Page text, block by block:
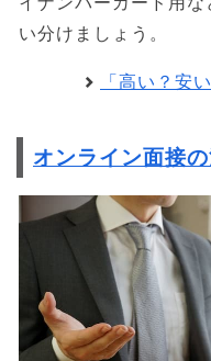
い分けましょう。
「高い？安
オンライン面接